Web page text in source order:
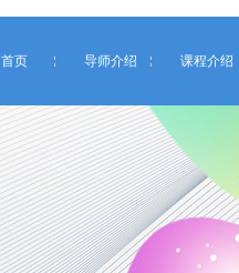
首页 导师介绍 课程介绍